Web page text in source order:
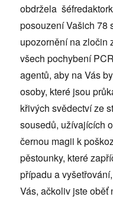
obdržela
posouzení Vašich 78
upozornění na zločin
všech pochybení
agentů, aby na Vás
osoby, které jsou
křivých svědectví ze
sousedů, užívajících
černou magii k
pěstounky, které
případu a
Vás, ačkoliv jste oběť